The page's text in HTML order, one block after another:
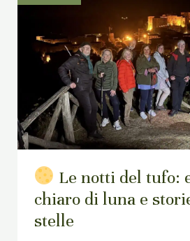
Le notti del tufo:
chiaro di luna e
stelle
notti
tufo:
escursioni
chiaro
di
luna
e
storie
sotto
le